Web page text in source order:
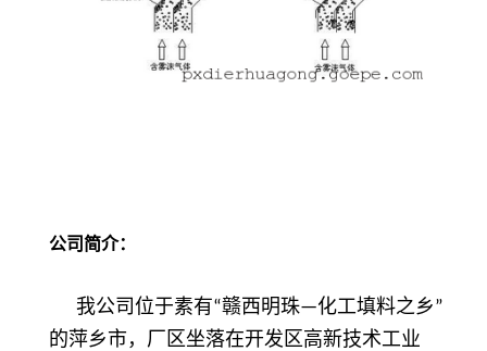
公司简介：
我公司位于素有“赣西明珠—化工填料之乡”
的萍乡市，厂区坐落在开发区高新技术工业